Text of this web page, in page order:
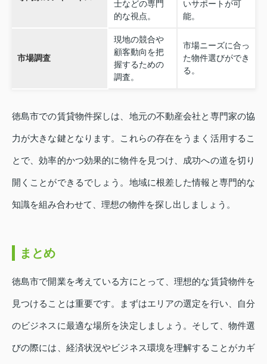
士などの専門
的な視点。
いサポートが可
能。
市場調査
現地の競合や
顧客動向を把
握するための
調査。
市場ニーズに合っ
た物件選びができ
る。
徳島市での賃貸物件探しは、地元の不動産会社と専門家の協
力が大きな鍵となります。これらの存在をうまく活用するこ
とで、効率的かつ効果的に物件を見つけ、成功への道を切り
開くことができるでしょう。地域に根差した情報と専門的な
知識を組み合わせて、理想の物件を探し出しましょう。
まとめ
徳島市で開業を考えている方にとって、理想的な賃貸物件を
見つけることは重要です。まずはエリアの選定を行い、自分
のビジネスに最適な場所を決定しましょう。そして、物件選
びの際には、経済状況やビジネス環境を理解することがカギ